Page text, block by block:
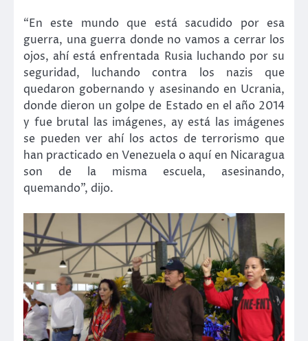
“En este mundo que está sacudido por esa
guerra, una guerra donde no vamos a cerrar los
ojos, ahí está enfrentada Rusia luchando por su
seguridad, luchando contra los nazis que
quedaron gobernando y asesinando en Ucrania,
donde dieron un golpe de Estado en el año 2014
y fue brutal las imágenes, ay está las imágenes
se pueden ver ahí los actos de terrorismo que
han practicado en Venezuela o aquí en Nicaragua
son de la misma escuela, asesinando,
quemando”, dijo.